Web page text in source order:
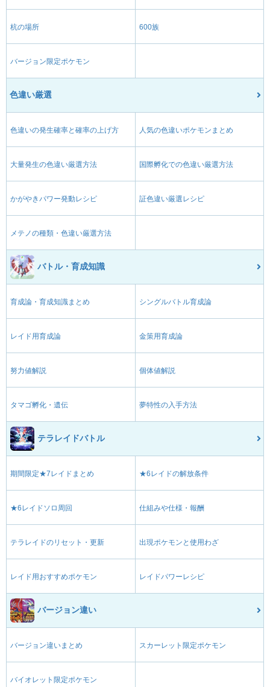
杭の場所 600族
バージョン限定ポケモン
色違い厳選
色違いの発生確率と確率の上げ方 人気の色違いポケモンまとめ
大量発生の色違い厳選方法 国際孵化での色違い厳選方法
かがやきパワー発動レシピ 証色違い厳選レシピ
メテノの種類・色違い厳選方法
バトル・育成知識
育成論・育成知識まとめ シングルバトル育成論
レイド用育成論 金策用育成論
努力値解説 個体値解説
タマゴ孵化・遺伝 夢特性の入手方法
テラレイドバトル
期間限定★7レイドまとめ ★6レイドの解放条件
★6レイドソロ周回 仕組みや仕様・報酬
テラレイドのリセット・更新 出現ポケモンと使用わざ
レイド用おすすめポケモン レイドパワーレシピ
バージョン違い
バージョン違いまとめ スカーレット限定ポケモン
バイオレット限定ポケモン